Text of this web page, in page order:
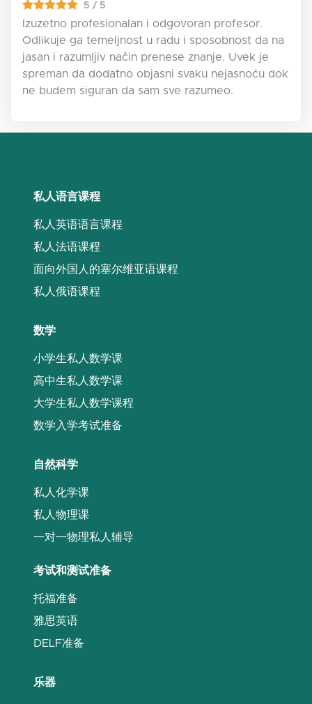
5 / 5
Izuzetno profesionalan i odgovoran profesor.
Odlikuje ga temeljnost u radu i sposobnost da na
jasan i razumljiv način prenese znanje. Uvek je
spreman da dodatno objasni svaku nejasnoću dok
ne budem siguran da sam sve razumeo.
私人语言课程
私人英语语言课程
私人法语课程
面向外国人的塞尔维亚语课程
私人俄语课程
数学
小学生私人数学课
高中生私人数学课
大学生私人数学课程
数学入学考试准备
自然科学
私人化学课
私人物理课
一对一物理私人辅导
考试和测试准备
托福准备
雅思英语
DELF准备
乐器